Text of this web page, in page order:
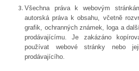
Všechna práva k webovým
autorská práva k obsahu, včetně
grafik, ochranných známek, loga a
prodávajícímu. Je zakázáno
používat webové stránky nebo
prodávajícího.